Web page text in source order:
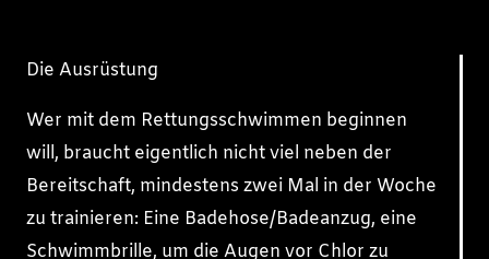
Die Ausrüstung
Wer mit dem Rettungsschwimmen beginnen
will, braucht eigentlich nicht viel neben der
Bereitschaft, mindestens zwei Mal in der Woche
zu trainieren: Eine Badehose/Badeanzug, eine
Schwimmbrille, um die Augen vor Chlor zu